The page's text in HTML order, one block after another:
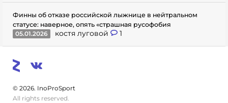
Финны об отказе российской лыжнице в нейтральном
статусе: наверное, опять «страшная русофобия
05.01.2026
костя луговой 1
© 2026. InoProSport
All rights reserved.